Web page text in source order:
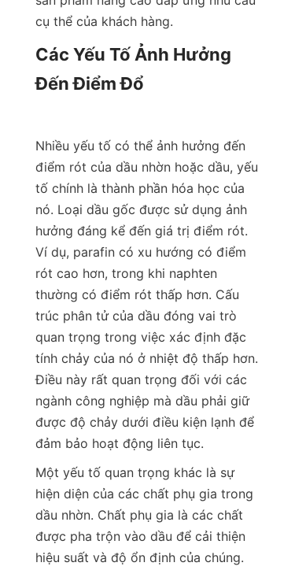
cụ thể của khách hàng.
Các Yếu Tố Ảnh Hưởng
Đến Điểm Đổ
Nhiều yếu tố có thể ảnh hưởng đến
điểm rót của dầu nhờn hoặc dầu, yếu
tố chính là thành phần hóa học của
nó. Loại dầu gốc được sử dụng ảnh
hưởng đáng kể đến giá trị điểm rót.
Ví dụ, parafin có xu hướng có điểm
rót cao hơn, trong khi naphten
thường có điểm rót thấp hơn. Cấu
trúc phân tử của dầu đóng vai trò
quan trọng trong việc xác định đặc
tính chảy của nó ở nhiệt độ thấp hơn.
Điều này rất quan trọng đối với các
ngành công nghiệp mà dầu phải giữ
được độ chảy dưới điều kiện lạnh để
đảm bảo hoạt động liên tục.
Một yếu tố quan trọng khác là sự
hiện diện của các chất phụ gia trong
dầu nhờn. Chất phụ gia là các chất
được pha trộn vào dầu để cải thiện
hiệu suất và độ ổn định của chúng.